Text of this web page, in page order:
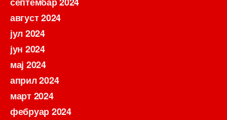
август 2024
јул 2024
јун 2024
мај 2024
април 2024
март 2024
фебруар 2024